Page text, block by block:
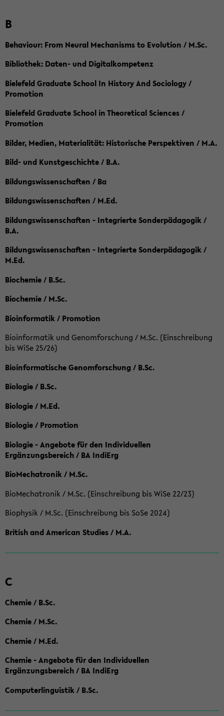
B
Behaviour: From Neural Mechanisms to Evolution / M.Sc.
Bibliothek: Daten- und Digitalkompetenz
Bielefeld Graduate School In History And Sociology /
Promotion
Bielefeld Graduate School in Theoretical Sciences /
Promotion
Bilder, Medien, Materialität: Historische Perspektiven / M.A.
Bild- und Kunstgeschichte / B.A.
Bildungswissenschaften / Ba
Bildungswissenschaften / M.Ed.
Bildungswissenschaften - Integrierte Sonderpädagogik /
B.A.
Bildungswissenschaften - Integrierte Sonderpädagogik /
M.Ed.
Biochemie / B.Sc.
Biochemie / M.Sc.
Bioinformatik / Promotion
Bioinformatik und Genomforschung / M.Sc. (Einschreibung
bis WiSe 25/26)
Bioinformatische Genomforschung / B.Sc.
Biologie / B.Sc.
Biologie / M.Ed.
Biologie / Promotion
Biologie - Angebote für den Individuellen
Ergänzungsbereich / BA IndiErg
BioMechatronik / M.Sc.
BioMechatronik / M.Sc. (Einschreibung bis WiSe 22/23)
Biophysik / M.Sc. (Einschreibung bis SoSe 2024)
British and American Studies / M.A.
C
Chemie / B.Sc.
Chemie / M.Sc.
Chemie / M.Ed.
Chemie - Angebote für den Individuellen
Ergänzungsbereich / BA IndiErg
Computerlinguistik / B.Sc.